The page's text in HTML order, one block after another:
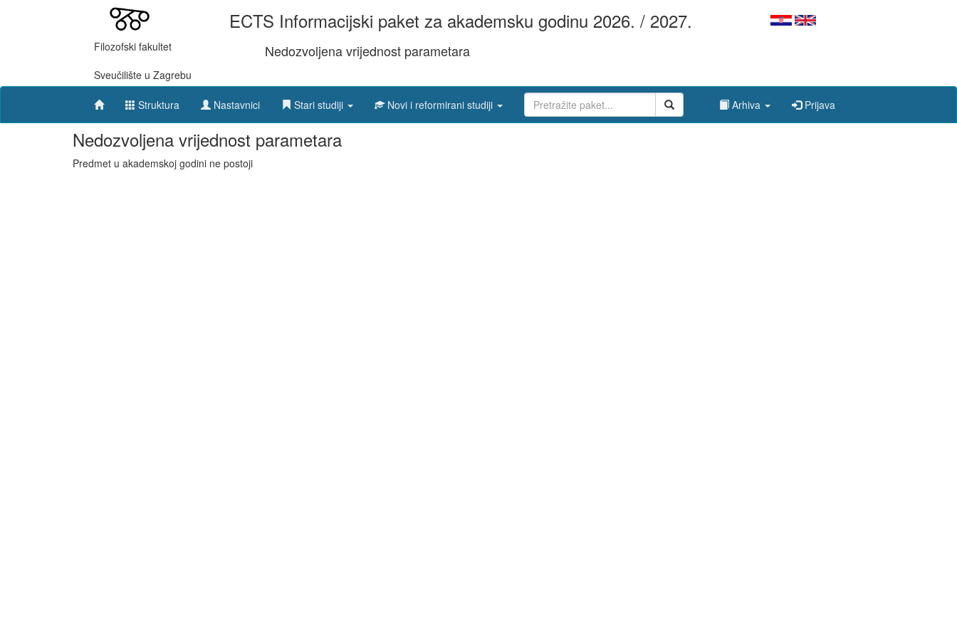
Filozofski fakultet
Sveučilište u Zagrebu
ECTS Informacijski paket za akademsku godinu 2026. / 2027.
Nedozvoljena vrijednost parametara
Struktura Nastavnici Stari studiji Novi i reformirani studiji Arhiva Prijava
Nedozvoljena vrijednost parametara
Predmet u akademskoj godini ne postoji